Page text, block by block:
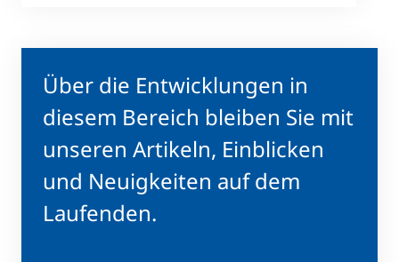
Über die Entwicklungen in
diesem Bereich bleiben Sie mit
unseren Artikeln, Einblicken
und Neuigkeiten auf dem
Laufenden.